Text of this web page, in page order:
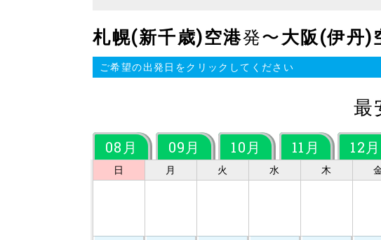
札幌(新千歳)空港発〜大阪(伊丹)
ご希望の出発日をクリックしてください
最
08月 09月 10月 11月 12月
日 月 火 水 木